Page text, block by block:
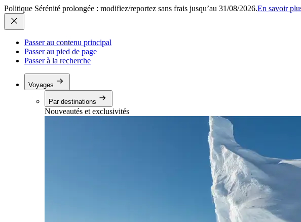
Politique Sérénité prolongée : modifiez/reportez sans frais jusqu’au 31/08/2026.En savoir
Passer au contenu principal
Passer au pied de page
Passer à la recherche
Voyages
Par destinations
Nouveautés et exclusivités